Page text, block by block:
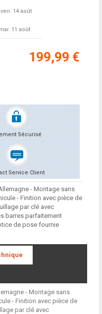
14 août
11 août
199,99 €
Sécurisé
Service Client
- Montage sans
- Finition avec pièce de
par clé avec
barres parfaitement
de pose fournie
- Montage sans
- Finition avec pièce de
par clé avec